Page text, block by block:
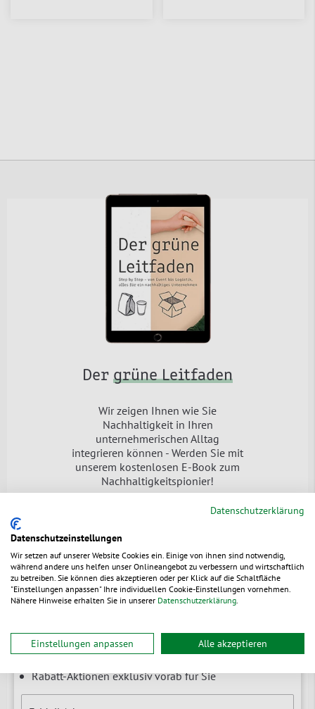
Newsletter
Erfahren Sie zuerst von Neuheiten
Rabatt-Aktionen exklusiv vorab für Sie
Der grüne Leitfaden
Wir zeigen Ihnen wie Sie
Nachhaltigkeit in Ihren
unternehmerischen Alltag
integrieren können - Werden Sie mit
unserem kostenlosen E-Book zum
Nachhaltigkeitspionier!
Datenschutzerklärung
Datenschutzeinstellungen
Wir setzen auf unserer Website Cookies ein. Einige von ihnen sind notwendig,
während andere uns helfen unser Onlineangebot zu verbessern und wirtschaftlich
zu betreiben. Sie können dies akzeptieren oder per Klick auf die Schaltfläche
"Einstellungen anpassen" Ihre individuellen Cookie-Einstellungen vornehmen.
Nähere Hinweise erhalten Sie in unserer Datenschutzerklärung.
Einstellungen anpassen Alle akzeptieren